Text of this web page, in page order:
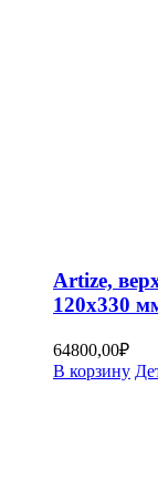
Artize,
120х330
64800,00₽
В корзину